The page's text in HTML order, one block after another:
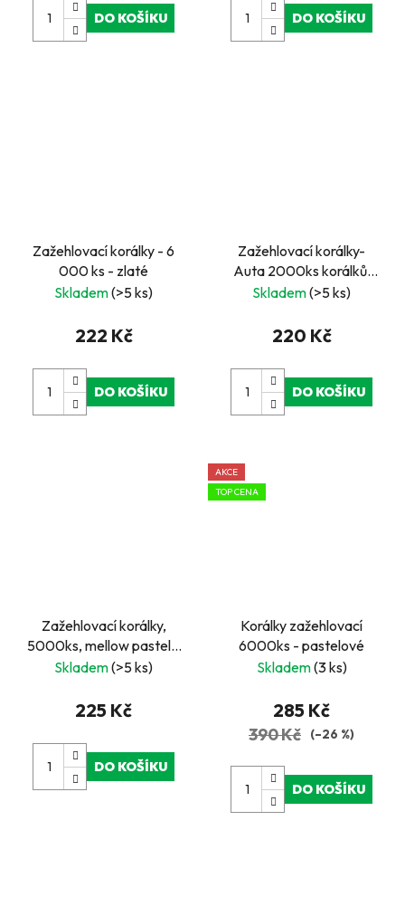
DO KOŠÍKU DO KOŠÍKU
Zažehlovací korálky - 6
000 ks - zlaté
Skladem(>5 ks)
222 Kč
DO KOŠÍKU
Zažehlovací korálky-
Auta 2000ks korálků,
předlohy, 2x destičky
Skladem(>5 ks)
220 Kč
DO KOŠÍKU
Zažehlovací korálky,
5000ks, mellow pastel -
kbelík
Skladem(>5 ks)
225 Kč
DO KOŠÍKU
AKCE
TOP CENA
Korálky zažehlovací
6000ks - pastelové
Skladem(3 ks)
285 Kč
390 Kč (–26 %)
DO KOŠÍKU